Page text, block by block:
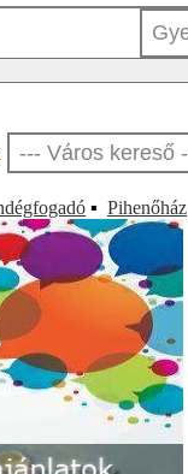
▪ Pihenőház